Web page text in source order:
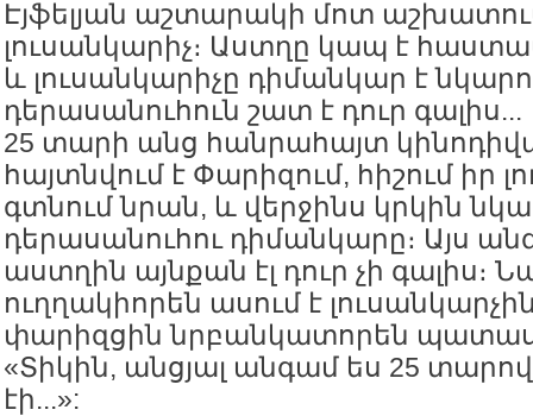
Էյֆելյան աշտարակի մոտ
լուսանկարիչ։ Աստղը կապ է
և լուսանկարիչը դիմանկար է
դերասանուհուն շատ է դուր գալիս...
25 տարի անց հանրահայտ
հայտնվում է Փարիզում, հիշում իր
գտնում նրան, և վերջինս կրկին
դերասանուհու դիմանկարը։ Այս
աստղին այնքան էլ դուր չի գալիս։
ուղղակիորեն ասում է
փարիզցին նրբանկատորեն
«Տիկին, անցյալ անգամ ես 25
էի...»: